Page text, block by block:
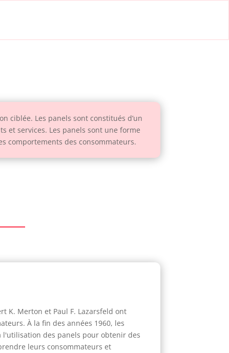
ciblée. Les panels sont constitués d’un
et services. Les panels sont une forme
comportements des consommateurs.
K. Merton et Paul F. Lazarsfeld ont
À la fin des années 1960, les
l'utilisation des panels pour obtenir des
leurs consommateurs et